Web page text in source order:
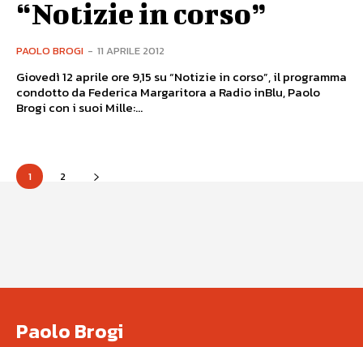
“Notizie in corso”
PAOLO BROGI - 11 APRILE 2012
Giovedì 12 aprile ore 9,15 su “Notizie in corso”, il programma
condotto da Federica Margaritora a Radio inBlu, Paolo
Brogi con i suoi Mille:...
1 2
Paolo Brogi